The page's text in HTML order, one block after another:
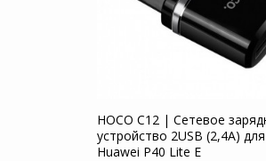
HOCO C12 | Сетевое
устройство 2USB (2,4А) для
Huawei P40 Lite E